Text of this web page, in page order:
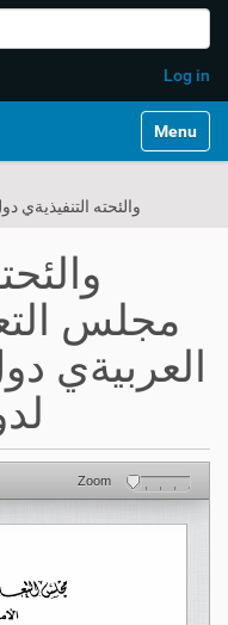
Log in
Toggle
مجلس
العربيةي
Zoom